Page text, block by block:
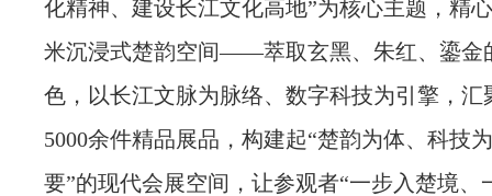
化精神、建设长江文化高地”为核心主题，精
米沉浸式楚韵空间——萃取玄黑、朱红、鎏金
色，以长江文脉为脉络、数字科技为引擎，汇
5000余件精品展品，构建起“楚韵为体、科技
要”的现代会展空间，让参观者“一步入楚境、